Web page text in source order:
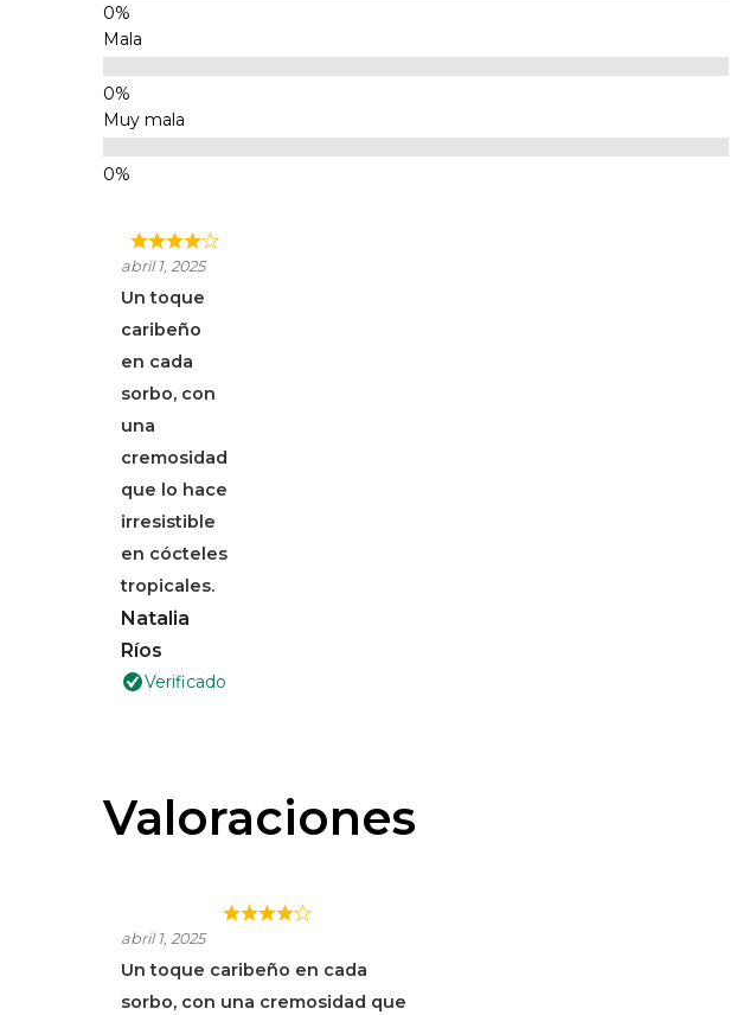
Mala
Muy mala
abril 1, 2025
Un toque
caribeño
en cada
sorbo, con
una
cremosidad
que lo hace
irresistible
en cócteles
tropicales.
Natalia
Ríos
Verificado
Valoraciones
¡INCREÍBLE! UN SABOR
QUE SE DISFRUTA EN
CADA SORBO.
abril 1, 2025
Un toque caribeño en cada
sorbo, con una cremosidad que